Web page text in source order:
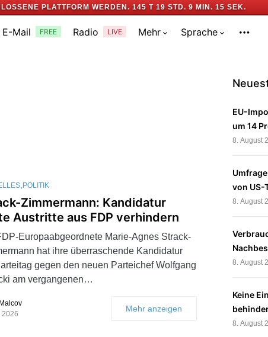
PLATTFORM WERDEN. 145 T 19 STD. 9 MIN. 15 SEK.
E-Mail FREE Radio LIVE Mehr Sprache
POLITIK
Zimmermann: Kandidatur
Austritte aus FDP verhindern
Europaabgeordnete Marie-Agnes Strack-
hat ihre überraschende Kandidatur
gegen den neuen Parteichef Wolfgang
am vergangenen…
2026
Mehr anzeigen
EU-
um 14
8. August
von US-
8. August
8. August
Keine
8. August